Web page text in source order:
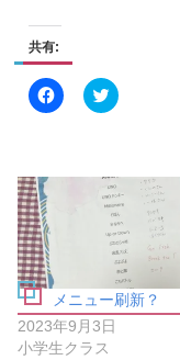
共有:
F
a
o
は
ク
リ
ッ
ク
ク
リ
T
w
i
t
t
e
r
で
共
有
(
新
メニュー刷新？
2023年9月3日
小学生クラス